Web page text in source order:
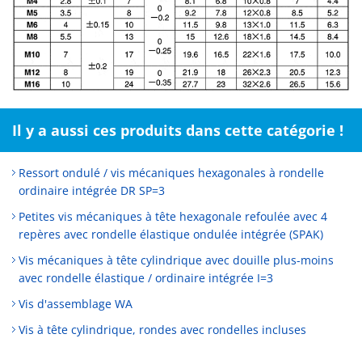
Il y a aussi ces produits dans cette catégorie !
Ressort ondulé / vis mécaniques hexagonales à rondelle
ordinaire intégrée DR SP=3
Petites vis mécaniques à tête hexagonale refoulée avec 4
repères avec rondelle élastique ondulée intégrée (SPAK)
Vis mécaniques à tête cylindrique avec douille plus-moins
avec rondelle élastique / ordinaire intégrée I=3
Vis d'assemblage WA
Vis à tête cylindrique, rondes avec rondelles incluses